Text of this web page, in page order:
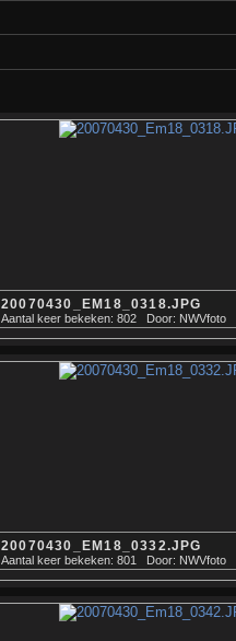
20070430_EM18_0318.JPG
Aantal keer bekeken: 802 Door: NWVfoto
20070430_EM18_0332.JPG
Aantal keer bekeken: 801 Door: NWVfoto